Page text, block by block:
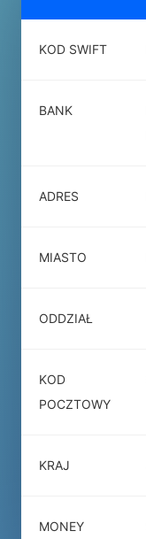
KOD SWIFT
BANK
ADRES
MIASTO
ODDZIAŁ
KOD
POCZTOWY
KRAJ
MONEY